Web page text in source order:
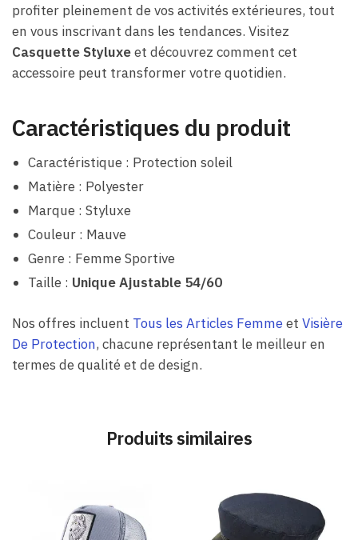
profiter pleinement de vos activités extérieures, tout
en vous inscrivant dans les tendances. Visitez
Casquette Styluxeet découvrez comment cet
accessoire peut transformer votre quotidien.
Caractéristiques du produit
Caractéristique : Protection soleil
Matière : Polyester
Marque : Styluxe
Couleur : Mauve
Genre : Femme Sportive
Taille : Unique Ajustable 54/60
Nos offres incluent Tous les Articles Femmeet Visière
De Protection, chacune représentant le meilleur en
termes de qualité et de design.
Produits similaires